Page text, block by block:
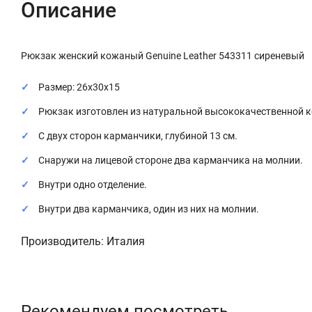
Описание
Рюкзак женский кожаный Genuine Leather 543311 сиреневый
Размер: 26х30х15
Рюкзак изготовлен из натуральной высококачественной
С двух сторон карманчики, глубиной 13 см.
Снаружи на лицевой стороне два карманчика на молнии.
Внутри одно отделение.
Внутри два карманчика, один из них на молнии.
Производитель: Италия